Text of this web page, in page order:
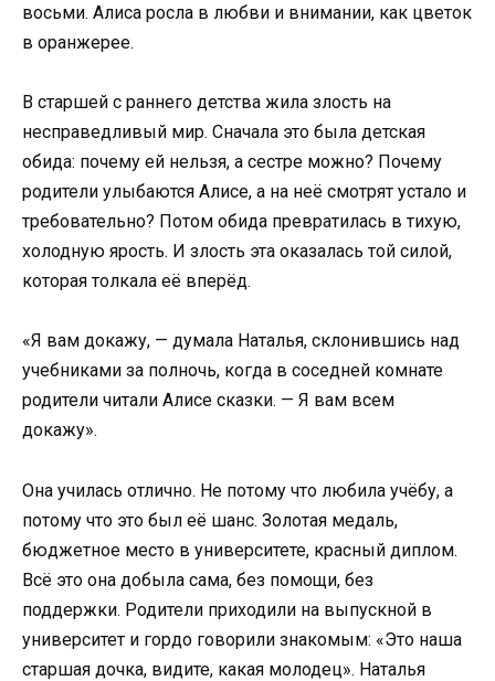
восьми. Алиса росла в любви и внимании, как цветок
в оранжерее.
В старшей с раннего детства жила злость на
несправедливый мир. Сначала это была детская
обида: почему ей нельзя, а сестре можно? Почему
родители улыбаются Алисе, а на неё смотрят устало и
требовательно? Потом обида превратилась в тихую,
холодную ярость. И злость эта оказалась той силой,
которая толкала её вперёд.
«Я вам докажу, — думала Наталья, склонившись над
учебниками за полночь, когда в соседней комнате
родители читали Алисе сказки. — Я вам всем
докажу».
Она училась отлично. Не потому что любила учёбу, а
потому что это был её шанс. Золотая медаль,
бюджетное место в университете, красный диплом.
Всё это она добыла сама, без помощи, без
поддержки. Родители приходили на выпускной в
университет и гордо говорили знакомым: «Это наша
старшая дочка, видите, какая молодец». Наталья